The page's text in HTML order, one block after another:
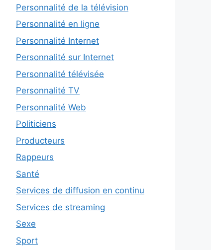
Personnalité de la télévision
Personnalité en ligne
Personnalité Internet
Personnalité sur Internet
Personnalité télévisée
Personnalité TV
Personnalité Web
Politiciens
Producteurs
Rappeurs
Santé
Services de diffusion en continu
Services de streaming
Sexe
Sport